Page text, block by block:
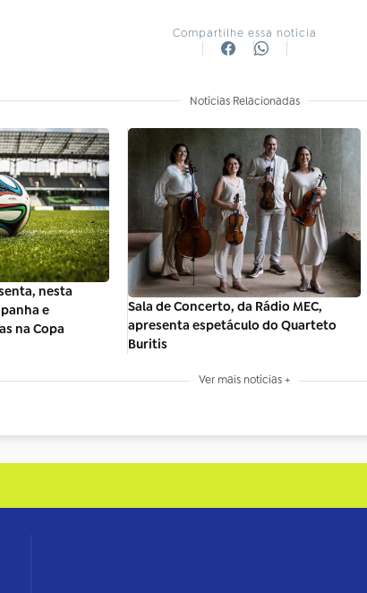
Compartilhe essa notícia
Notícias Relacionadas
nesta
e
na Copa
Sala de Concerto, da Rádio MEC,
apresenta espetáculo do Quarteto
Buritis
Ver mais notícias +